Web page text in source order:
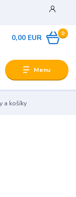
Menu
0
0,00 EUR
a košíky